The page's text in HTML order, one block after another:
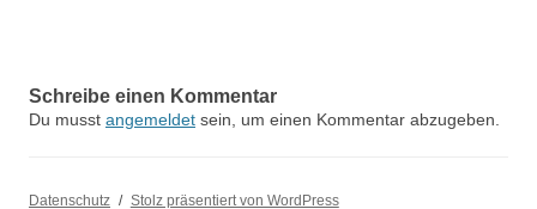
Schreibe einen Kommentar
Du musst angemeldet sein, um einen Kommentar abzugeben.
Datenschutz Stolz präsentiert von WordPress